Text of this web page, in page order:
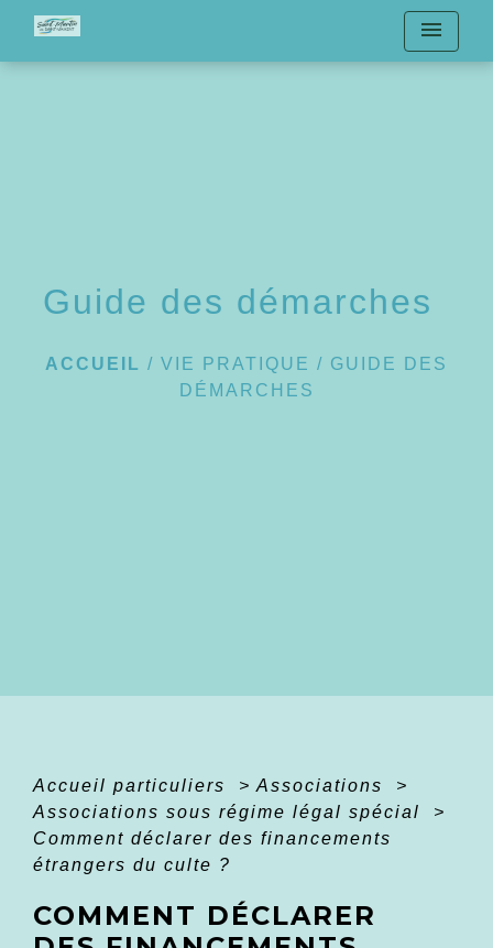
menu
Guide des démarches
ACCUEIL / VIE PRATIQUE / GUIDE DES
DÉMARCHES
Accueil particuliers > Associations
>
Associations sous régime légal spécial
>
Comment déclarer des financements
étrangers du culte ?
COMMENT DÉCLARER